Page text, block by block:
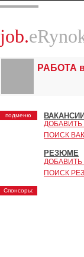
job.
РАБОТА
подменю ВАКАНСИИ
ПОИСК
РЕЗЮМЕ
ПОИСК
Спонсоры: